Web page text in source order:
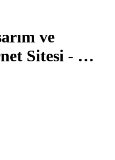
ve
Sitesi - …